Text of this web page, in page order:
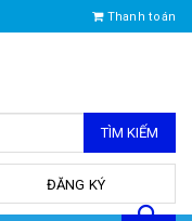
Thanh toán
TÌM KIẾM
ĐĂNG KÝ